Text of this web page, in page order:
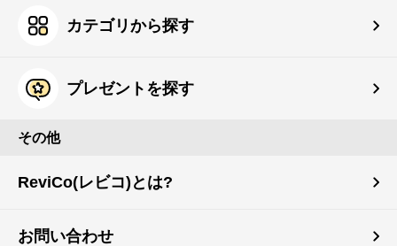
カテゴリから探す
プレゼントを探す
その他
ReviCo(レビコ)とは?
お問い合わせ